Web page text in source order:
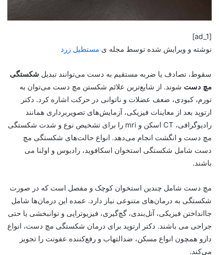
[ad_1]
نوشته و ویرایش شده توسط مجله ی مستطیل زرد
سقوط، تصادف یا ضربه مستقیم به دست می‌توانند تبدیل شکستگی
مچ دست شوند. از شایع‌ترین علائم شکستن مچ دست می‌توان به
تورم، کبودی، ضعف عضلات و ناتوانی در حرکت اشاره کرد. دکتر
ارتوپد بعد از معاینات فیزیکی، آزمایش‌های تصویربرداری همانند
رادیوگرافی، CT اسکن و mri را برای تشخیص نوع و شدت شکستگی
مچ دست و انگشت انجام می‌دهد. انواع حالت‌های شکستگی مچ
دست شامل شکستگی استخوان اسکافوید، رادیوس و اولنا می
باشند.
مچ دست شامل چندین استخوان کوچک و مفصل است که در صورت
شکستگی به درمان‌های متنوعی نیاز دارد. عمده این درمان‌ها شامل
جاانداختن فیزیکی، آتل‌بندی، گچ‌گیری، فیزیوتراپی و توانبخشی یا حتی
جراحی می باشند. دکتر ارتوپد برای درمان شکستگی مچ دست، انواع
دارو همچون انواع مسکن، ضدالتهاب و رفع‌کننده عفونت را تجویز
می‌کند.